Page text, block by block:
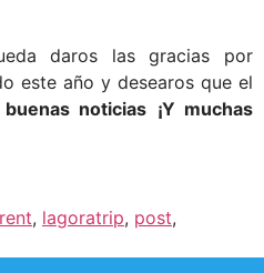
daros las gracias por
este año y desearos que el
noticias ¡Y muchas
, lagoratrip, post,